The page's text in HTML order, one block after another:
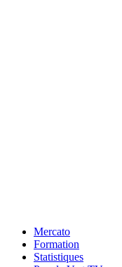
Mercato
Formation
Statistiques